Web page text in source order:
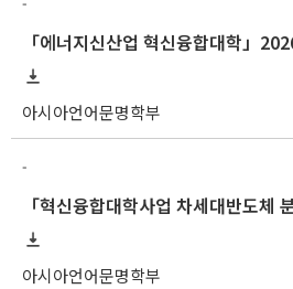
아시아언어문명학부
-
아시아언어문명학부